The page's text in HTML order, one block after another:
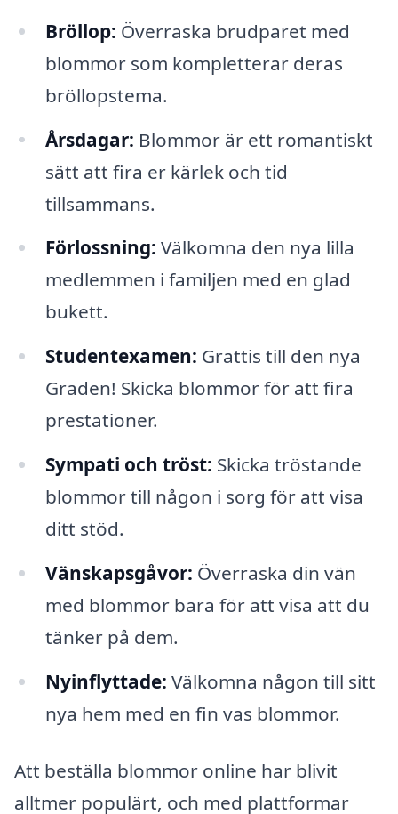
Bröllop: Överraska brudparet med
blommor som kompletterar deras
bröllopstema.
Årsdagar: Blommor är ett romantiskt
sätt att fira er kärlek och tid
tillsammans.
Förlossning: Välkomna den nya lilla
medlemmen i familjen med en glad
bukett.
Studentexamen: Grattis till den nya
Graden! Skicka blommor för att fira
prestationer.
Sympati och tröst: Skicka tröstande
blommor till någon i sorg för att visa
ditt stöd.
Vänskapsgåvor: Överraska din vän
med blommor bara för att visa att du
tänker på dem.
Nyinflyttade: Välkomna någon till sitt
nya hem med en fin vas blommor.
Att beställa blommor online har blivit
alltmer populärt, och med plattformar